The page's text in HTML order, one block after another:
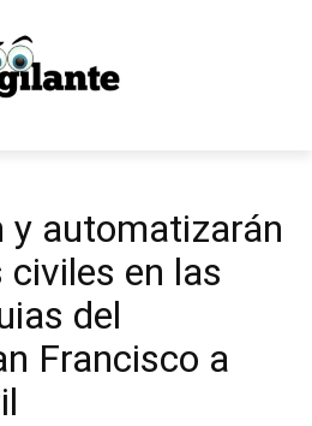
y automatizarán
en las
del
Francisco a